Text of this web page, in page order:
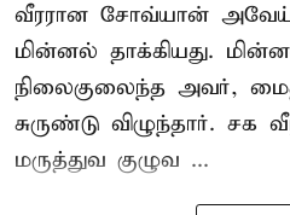
வீரரான சோவ்யான் அவேய்
மின்னல் தாக்கியது.
நிலைகுலைந்த அவர்,
சுருண்டு விழுந்தார்.
மருத்துவ குழுவ ...